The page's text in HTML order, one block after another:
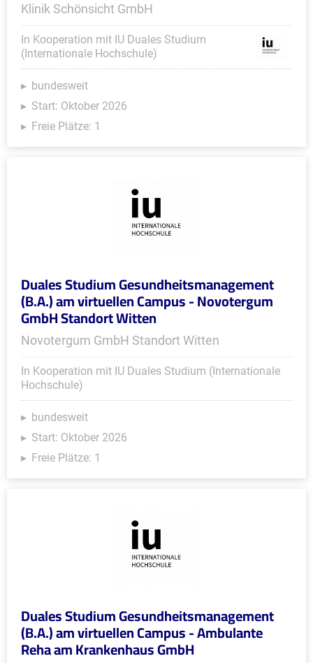
Klinik Schönsicht GmbH
In Kooperation mit IU Duales Studium
(Internationale Hochschule)
bundesweit
Start: Oktober 2026
Freie Plätze: 1
Duales Studium Gesundheitsmanagement
(B.A.) am virtuellen Campus - Novotergum
GmbH Standort Witten
Novotergum GmbH Standort Witten
In Kooperation mit IU Duales Studium (Internationale
Hochschule)
bundesweit
Start: Oktober 2026
Freie Plätze: 1
Duales Studium Gesundheitsmanagement
(B.A.) am virtuellen Campus - Ambulante
Reha am Krankenhaus GmbH